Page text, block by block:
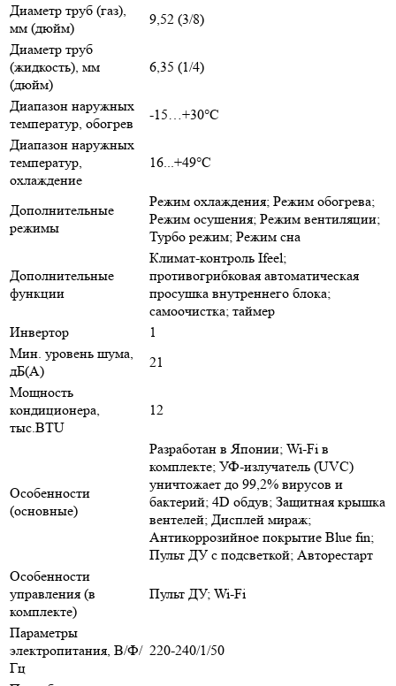
Диаметр труб (газ),
мм (дюйм)
9,52 (3/8)
Диаметр труб
(жидкость), мм
(дюйм)
6,35 (1/4)
Диапазон наружных
температур, обогрев
-15…+30°С
Диапазон наружных
температур,
охлаждение
16...+49°С
Дополнительные
режимы
Режим охлаждения; Режим обогрева;
Режим осушения; Режим вентиляции;
Турбо режим; Режим сна
Дополнительные
функции
Климат-контроль Ifeel;
противогрибковая автоматическая
просушка внутреннего блока;
самоочистка; таймер
Инвертор
1
Мин. уровень шума,
дБ(А)
21
Мощность
кондиционера,
тыс.BTU
12
Особенности
(основные)
Разработан в Японии; Wi-Fi в
комплекте; УФ-излучатель (UVC)
уничтожает до 99,2% вирусов и
бактерий; 4D обдув; Защитная крышка
вентелей; Дисплей мираж;
Антикоррозийное покрытие Blue fin;
Пульт ДУ с подсветкой; Авторестарт
Особенности
управления (в
комплекте)
Пульт ДУ; Wi-Fi
Параметры
электропитания, В/Ф/
Гц
220-240/1/50